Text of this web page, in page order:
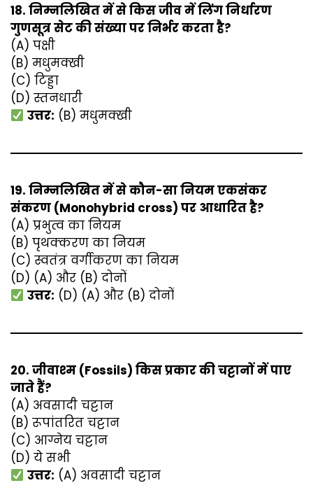
18. निम्नलिखित में से किस जीव में लिंग निर्धारण
गुणसूत्र सेट की संख्या पर निर्भर करता है?
(A) पक्षी
(B) मधुमक्खी
(C) टिड्डा
(D) स्तनधारी
उत्तर: (B) मधुमक्खी
19. निम्नलिखित में से कौन-सा नियम एकसंकर
संकरण (Monohybrid cross) पर आधारित है?
(A) प्रभुत्व का नियम
(B) पृथक्करण का नियम
(C) स्वतंत्र वर्गीकरण का नियम
(D) (A) और (B) दोनों
उत्तर: (D) (A) और (B) दोनों
20. जीवाश्म (Fossils) किस प्रकार की चट्टानों में पाए
जाते हैं?
(A) अवसादी चट्टान
(B) रूपांतरित चट्टान
(C) आग्नेय चट्टान
(D) ये सभी
उत्तर: (A) अवसादी चट्टान